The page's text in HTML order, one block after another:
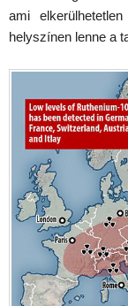
ami
helyszínen lenne a